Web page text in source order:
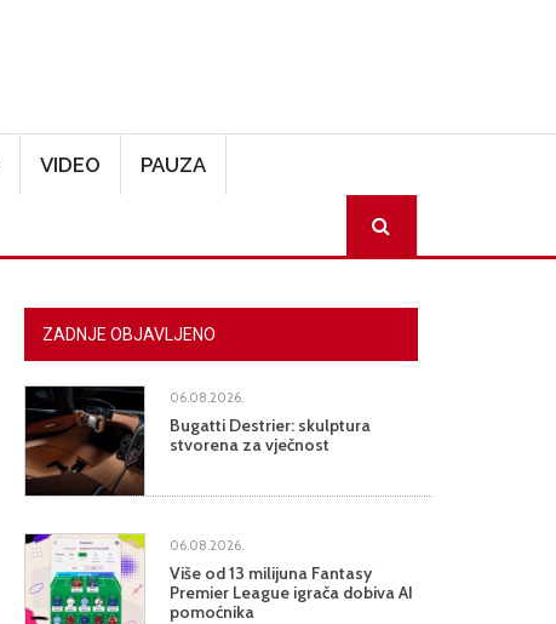
VIDEO PAUZA
ZADNJE OBJAVLJENO
06.08.2026.
Bugatti Destrier: skulptura
stvorena za vječnost
06.08.2026.
Više od 13 milijuna Fantasy
Premier League igrača dobiva AI
pomoćnika